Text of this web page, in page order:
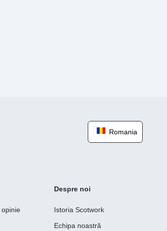
Romania
Despre noi
Istoria Scotwork
Echipa noastră